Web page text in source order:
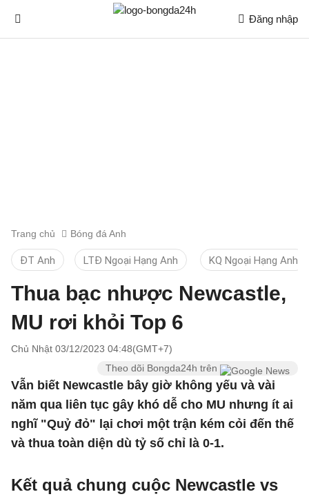
Đăng nhập
Trang chủ Bóng đá Anh
ĐT Anh LTĐ Ngoại Hạng Anh KQ Ngoại Hạng Anh
Thua bạc nhược Newcastle,
MU rơi khỏi Top 6
Chủ Nhật 03/12/2023 04:48(GMT+7)
Theo dõi Bongda24h trên
Vẫn biết Newcastle bây giờ không yếu và vài
năm qua liên tục gây khó dễ cho MU nhưng ít ai
nghĩ "Quỷ đỏ" lại chơi một trận kém cỏi đến thế
và thua toàn diện dù tỷ số chỉ là 0-1.
Kết quả chung cuộc Newcastle vs